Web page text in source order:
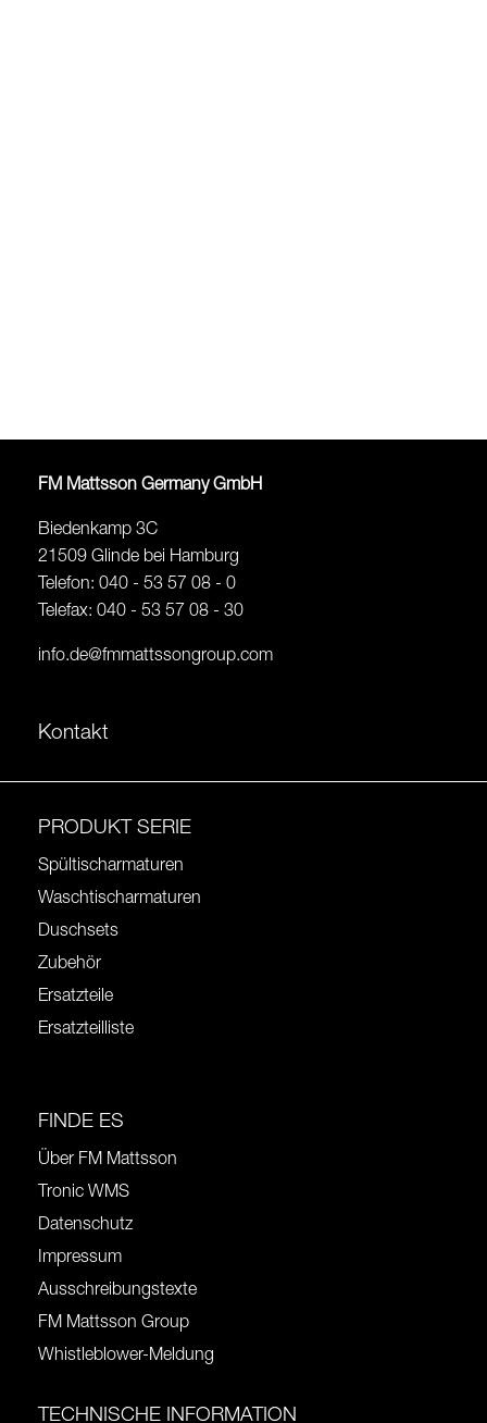
FM Mattsson Germany GmbH
Biedenkamp 3C
21509 Glinde bei Hamburg
Telefon: 040 - 53 57 08 - 0
Telefax: 040 - 53 57 08 - 30
info.de@fmmattssongroup.com
Kontakt
PRODUKT SERIE
Spültischarmaturen
Waschtischarmaturen
Duschsets
Zubehör
Ersatzteile
Ersatzteilliste
FINDE ES
Über FM Mattsson
Tronic WMS
Datenschutz
Impressum
Ausschreibungstexte
FM Mattsson Group
Whistleblower-Meldung
TECHNISCHE INFORMATION